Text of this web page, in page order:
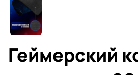
Геймерский